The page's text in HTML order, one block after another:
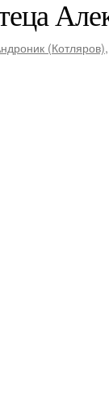
(Котляров)